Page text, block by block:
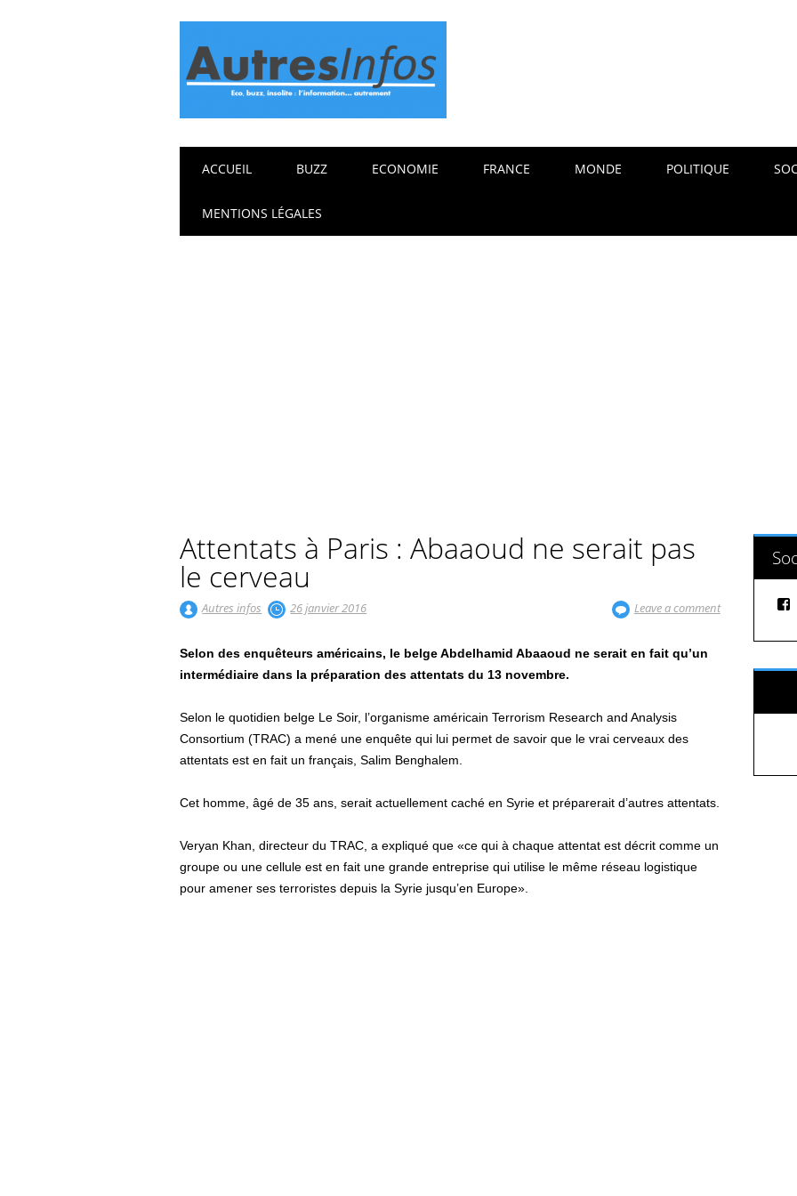
Main menu
ACCUEIL BUZZ ECONOMIE FRANCE MONDE POLITIQUE
MENTIONS LÉGALES
Attentats à Paris : Abaaoud ne serait pas
le cerveau
Autres infos 26 janvier 2016 Leave a comment
Selon des enquêteurs américains, le belge Abdelhamid Abaaoud ne serait en fait qu’un
intermédiaire dans la préparation des attentats du 13 novembre.
Selon le quotidien belge Le Soir, l’organisme américain Terrorism Research and Analysis
Consortium (TRAC) a mené une enquête qui lui permet de savoir que le vrai cerveaux des
attentats est en fait un français, Salim Benghalem.
Cet homme, âgé de 35 ans, serait actuellement caché en Syrie et préparerait d’autres attentats.
Veryan Khan, directeur du TRAC, a expliqué que «ce qui à chaque attentat est décrit comme un
groupe ou une cellule est en fait une grande entreprise qui utilise le même réseau logistique
pour amener ses terroristes depuis la Syrie jusqu’en Europe».